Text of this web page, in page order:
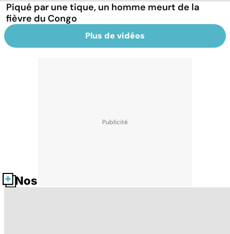
Piqué par une tique, un homme meurt de la
fièvre du Congo
Plus de vidéos
Nos fiches santé